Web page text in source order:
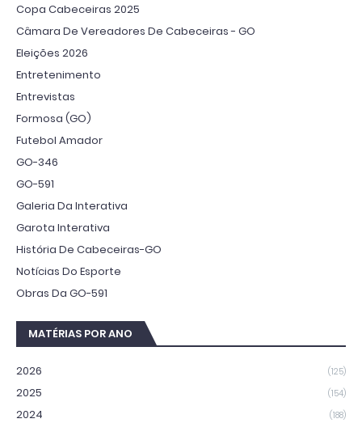
Copa Cabeceiras 2025
Câmara De Vereadores De Cabeceiras - GO
Eleições 2026
Entretenimento
Entrevistas
Formosa (GO)
Futebol Amador
GO-346
GO-591
Galeria Da Interativa
Garota Interativa
História De Cabeceiras-GO
Notícias Do Esporte
Obras Da GO-591
MATÉRIAS POR ANO
2026 (125)
2025 (154)
2024 (188)